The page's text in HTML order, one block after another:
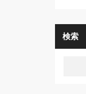
検索